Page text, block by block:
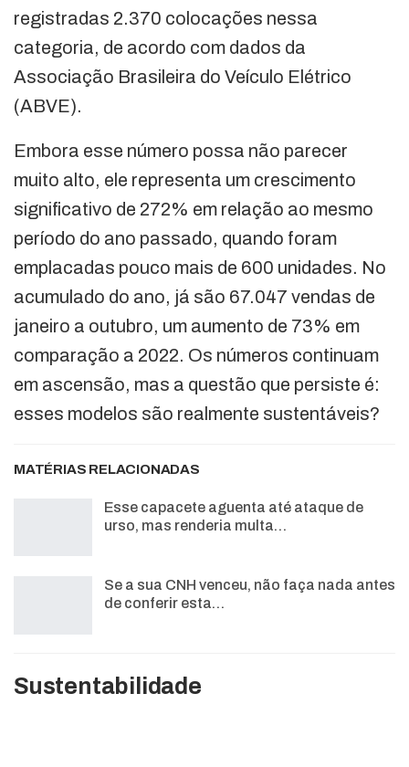
registradas 2.370 colocações nessa
categoria, de acordo com dados da
Associação Brasileira do Veículo Elétrico
(ABVE).
Embora esse número possa não parecer
muito alto, ele representa um crescimento
significativo de 272% em relação ao mesmo
período do ano passado, quando foram
emplacadas pouco mais de 600 unidades. No
acumulado do ano, já são 67.047 vendas de
janeiro a outubro, um aumento de 73% em
comparação a 2022. Os números continuam
em ascensão, mas a questão que persiste é:
esses modelos são realmente sustentáveis?
MATÉRIAS RELACIONADAS
Esse capacete aguenta até ataque de
urso, mas renderia multa…
Se a sua CNH venceu, não faça nada antes
de conferir esta…
Sustentabilidade